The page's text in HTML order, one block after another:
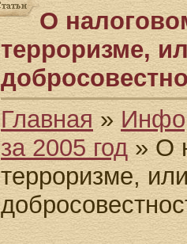
О
терроризме,
Главная»
за 2005 год» О
терроризме,